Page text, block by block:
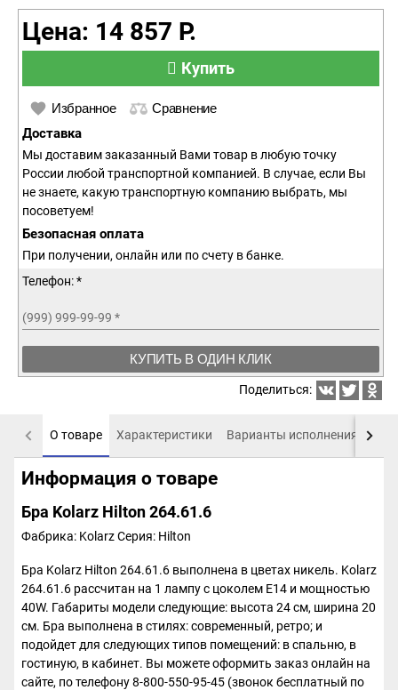
Цена: 14 857 Р.
Купить
Избранное Сравнение
Доставка
Мы доставим заказанный Вами товар в любую точку
России любой транспортной компанией. В случае, если Вы
не знаете, какую транспортную компанию выбрать, мы
посоветуем!
Безопасная оплата
При получении, онлайн или по счету в банке.
Телефон: *
(999) 999-99-99 *
КУПИТЬ В ОДИН КЛИК
Поделиться:
О товаре Характеристики Варианты исполнения
Информация о товаре
Бра Kolarz Hilton 264.61.6
Фабрика: KolarzСерия: Hilton
Бра Kolarz Hilton 264.61.6 выполнена в цветах никель. Kolarz
264.61.6 рассчитан на 1 лампу с цоколем E14 и мощностью
40W. Габариты модели следующие: высота 24 см, ширина 20
см. Бра выполнена в стилях: современный, ретро; и
подойдет для следующих типов помещений: в спальню, в
гостиную, в кабинет. Вы можете оформить заказ онлайн на
сайте, по телефону 8-800-550-95-45 (звонок бесплатный по